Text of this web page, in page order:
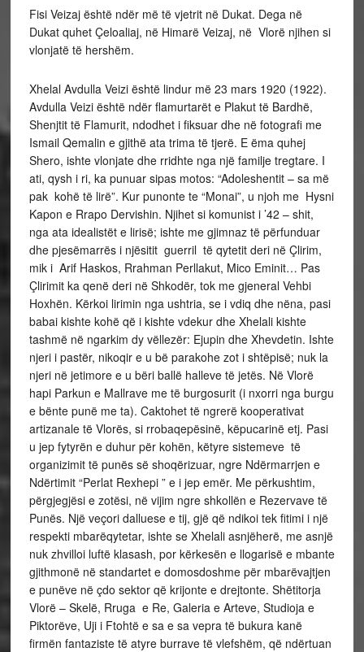
Fisi Veizaj është ndër më të vjetrit në Dukat. Dega në
Dukat quhet Çeloaliaj, në Himarë Veizaj, në Vlorë njihen si
vlonjatë të hershëm.
Xhelal Avdulla Veizi është lindur më 23 mars 1920 (1922).
Avdulla Veizi është ndër flamurtarët e Plakut të Bardhë,
Shenjtit të Flamurit, ndodhet i fiksuar dhe në fotografi me
Ismail Qemalin e gjithë ata trima të tjerë. E ëma quhej
Shero, ishte vlonjate dhe rridhte nga një familje tregtare. I
ati, qysh i ri, ka punuar sipas motos: “Adoleshentit – sa më
pak kohë të lirë”. Kur punonte te “Monai”, u njoh me Hysni
Kapon e Rrapo Dervishin. Njihet si komunist i ’42 – shit,
nga ata idealistët e lirisë; ishte me gjimnaz të përfunduar
dhe pjesëmarrës i njësitit guerril të qytetit deri në Çlirim,
mik i Arif Haskos, Rrahman Perllakut, Mico Eminit… Pas
Çlirimit ka qenë deri në Shkodër, tok me gjeneral Vehbi
Hoxhën. Kërkoi lirimin nga ushtria, se i vdiq dhe nëna, pasi
babai kishte kohë që i kishte vdekur dhe Xhelali kishte
tashmë në ngarkim dy vëllezër: Ejupin dhe Xhevdetin. Ishte
njeri i pastër, nikoqir e u bë parakohe zot i shtëpisë; nuk la
njeri në jetimore e u bëri ballë halleve të jetës. Në Vlorë
hapi Parkun e Mallrave me të burgosurit (i nxorri nga burgu
e bënte punë me ta). Caktohet të ngrerë kooperativat
artizanale të Vlorës, si rrobaqepësinë, këpucarinë etj. Pasi
u jep fytyrën e duhur për kohën, këtyre sistemeve të
organizimit të punës së shoqërizuar, ngre Ndërmarrjen e
Ndërtimit “Perlat Rexhepi ” e i jep emër. Me përkushtim,
përgjegjësi e zotësi, në vijim ngre shkollën e Rezervave të
Punës. Një veçori dalluese e tij, gjë që ndikoi tek fitimi i një
respekti mbarëqytetar, ishte se Xhelali asnjëherë, me asnjë
nuk zhvilloi luftë klasash, por kërkesën e llogarisë e mbante
gjithmonë në standartet e domosdoshme për mbarëvajtjen
e punëve në çdo sektor që krijonte e drejtonte. Shëtitorja
Vlorë – Skelë, Rruga e Re, Galeria e Arteve, Studioja e
Piktorëve, Uji i Ftohtë e sa e sa vepra të bukura kanë
firmën fantaziste të atyre burrave të vlefshëm, që ndërtuan